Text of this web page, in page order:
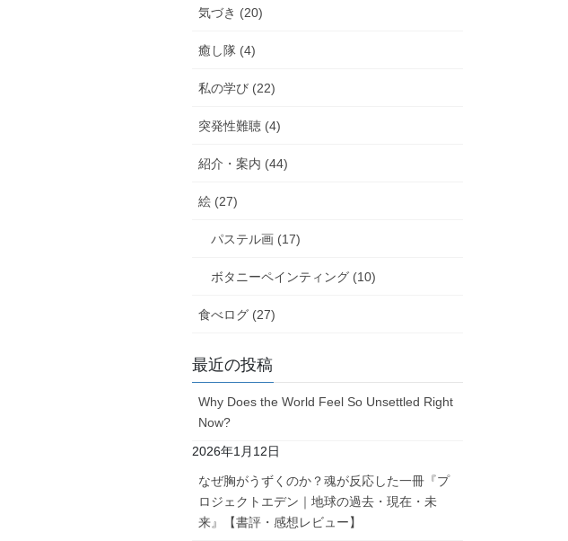
気づき (20)
癒し隊 (4)
私の学び (22)
突発性難聴 (4)
紹介・案内 (44)
絵 (27)
パステル画 (17)
ボタニーペインティング (10)
食べログ (27)
最近の投稿
Why Does the World Feel So Unsettled Right
Now?
2026年1月12日
なぜ胸がうずくのか？魂が反応した一冊『プ
ロジェクトエデン｜地球の過去・現在・未
来』【書評・感想レビュー】